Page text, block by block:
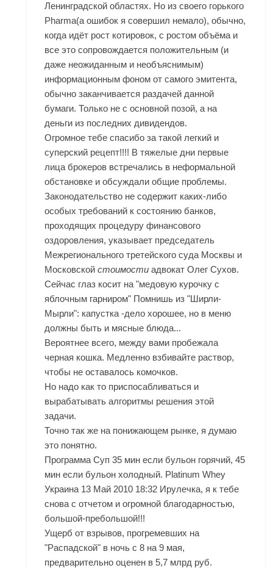
Ленинградской областях. Но из своего горького
Pharma(а ошибок я совершил немало), обычно,
когда идёт рост котировок, с ростом объёма и
все это сопровождается положительным (и
даже неожиданным и необъяснимым)
информационным фоном от самого эмитента,
обычно заканчивается раздачей данной
бумаги. Только не с основной позой, а на
деньги из последних дивидендов.
Огромное тебе спасибо за такой легкий и
суперский рецепт!!!! В тяжелые дни первые
лица брокеров встречались в неформальной
обстановке и обсуждали общие проблемы.
Законодательство не содержит каких-либо
особых требований к состоянию банков,
проходящих процедуру финансового
оздоровления, указывает председатель
Межрегионального третейского суда Москвы и
Московскойстоимости адвокат Олег Сухов.
Сейчас глаз косит на "медовую курочку с
яблочным гарниром" Помнишь из "Ширли-
Мырли": капустка -дело хорошее, но в меню
должны быть и мясные блюда...
Вероятнее всего, между вами пробежала
черная кошка. Медленно взбивайте раствор,
чтобы не оставалось комочков.
Но надо как то приспосабливаться и
вырабатывать алгоритмы решения этой
задачи.
Точно так же на понижающем рынке, я думаю
это понятно.
Программа Суп 35 мин если бульон горячий, 45
мин если бульон холодный. Platinum Whey
Украина 13 Май 2010 18:32 Ирулечка, я к тебе
снова с отчетом и огромной благодарностью,
большой-пребольшой!!!
Ущерб от взрывов, прогремевших на
"Распадской" в ночь с 8 на 9 мая,
предварительно оценен в 5,7 млрд руб.